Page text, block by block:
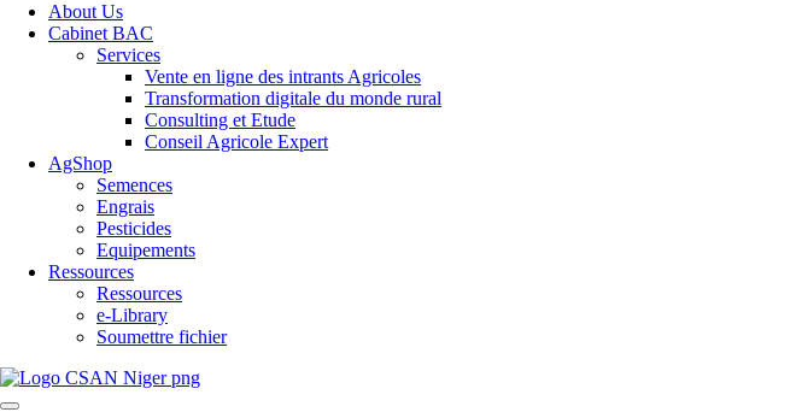
About Us
Cabinet BAC
Services
Vente en ligne des intrants Agricoles
Transformation digitale du monde rural
Consulting et Etude
Conseil Agricole Expert
AgShop
Semences
Engrais
Pesticides
Equipements
Ressources
Ressources
e-Library
Soumettre fichier